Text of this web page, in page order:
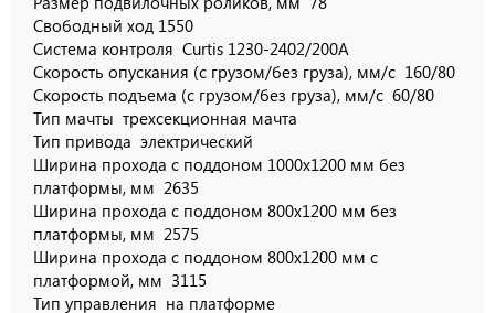
Свободный ход 1550
Система контроля Curtis 1230-2402/200A
Скорость опускания (с грузом/без груза), мм/с 160/80
Скорость подъема (с грузом/без груза), мм/с 60/80
Тип мачты трехсекционная мачта
Тип привода электрический
Ширина прохода с поддоном 1000х1200 мм без
платформы, мм 2635
Ширина прохода с поддоном 800х1200 мм без
платформы, мм 2575
Ширина прохода с поддоном 800х1200 мм с
платформой, мм 3115
Тип управления на платформе